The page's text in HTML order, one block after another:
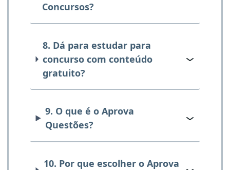
Concursos?
8. Dá para estudar para
concurso com conteúdo
gratuito?
9. O que é o Aprova
Questões?
10. Por que escolher o Aprova